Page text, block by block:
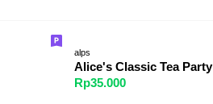
alps
Alice's Classic Tea Party
Rp35.000